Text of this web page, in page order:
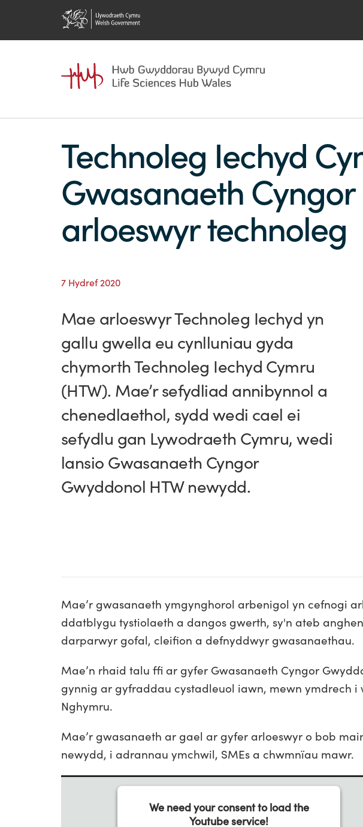
Technoleg Iechyd
Gwasanaeth
arloeswyr technoleg
7 Hydref 2020
Mae arloeswyr Technoleg Iechyd yn
gallu gwella eu cynlluniau gyda
chymorth Technoleg Iechyd Cymru
(HTW). Mae’r sefydliad annibynnol a
chenedlaethol, sydd wedi cael ei
sefydlu gan Lywodraeth Cymru, wedi
lansio Gwasanaeth Cyngor
Gwyddonol HTW newydd.
Mae’r gwasanaeth ymgynghorol arbenigol yn cefnogi
ddatblygu tystiolaeth a dangos gwerth, sy'n ateb
darparwyr gofal, cleifion a defnyddwyr gwasanaethau.
Mae’n rhaid talu ffi ar gyfer Gwasanaeth Cyngor
gynnig ar gyfraddau cystadleuol iawn, mewn ymdrech i
Nghymru.
Mae’r gwasanaeth ar gael ar gyfer arloeswyr o bob
newydd, i adrannau ymchwil, SMEs a chwmnïau mawr.
We need your consent to load the
Youtube service!